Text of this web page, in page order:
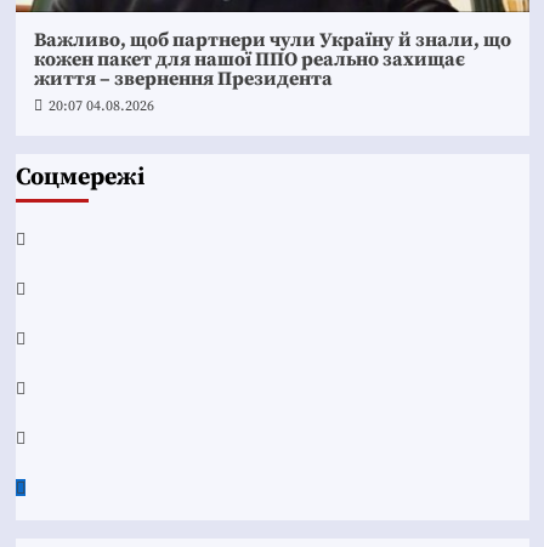
Важливо, щоб партнери чули Україну й знали, що
кожен пакет для нашої ППО реально захищає
життя – звернення Президента
20:07 04.08.2026
Соцмережі
Facebook
YouTube
Telegram
Instagram
Twitter
Google